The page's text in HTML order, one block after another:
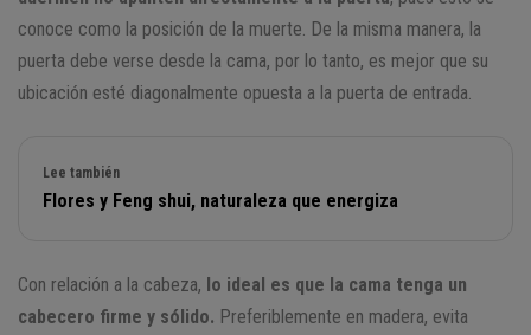
conoce como la posición de la muerte. De la misma manera, la
puerta debe verse desde la cama, por lo tanto, es mejor que su
ubicación esté diagonalmente opuesta a la puerta de entrada.
Lee también
Flores y Feng shui, naturaleza que energiza
Con relación a la cabeza, lo ideal es que la cama tenga un
cabecero firme y sólido. Preferiblemente en madera, evita